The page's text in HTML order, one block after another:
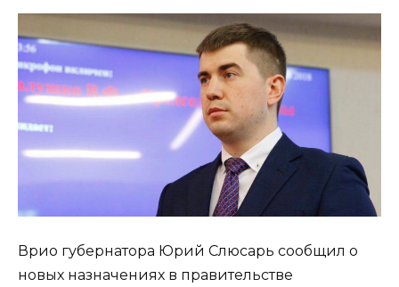
Врио губернатора Юрий Слюсарь сообщил о
новых назначениях в правительстве